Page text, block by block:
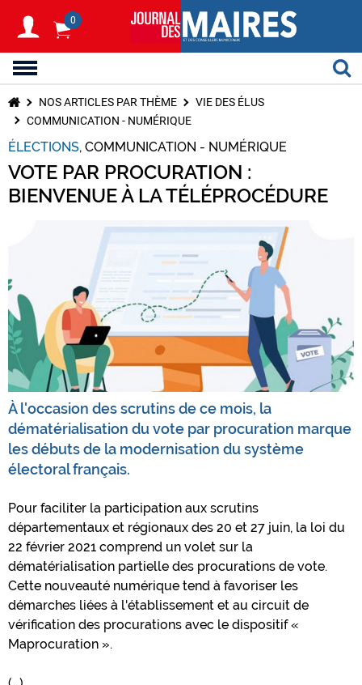
0
NOS ARTICLES PAR THÈME
VIE DES ÉLUS
COMMUNICATION - NUMÉRIQUE
ÉLECTIONS COMMUNICATION - NUMÉRIQUE
VOTE PAR PROCURATION :
BIENVENUE À LA TÉLÉPROCÉDURE
À l'occasion des scrutins de ce mois, la
dématérialisation du vote par procuration marque
les débuts de la modernisation du système
électoral français.
Pour faciliter la participation aux scrutins
départementaux et régionaux des 20 et 27 juin, la loi du
22 février 2021 comprend un volet sur la
dématérialisation partielle des procurations de vote.
Cette nouveauté numérique tend à favoriser les
démarches liées à l'établissement et au circuit de
vérification des procurations avec le dispositif «
Maprocuration ».